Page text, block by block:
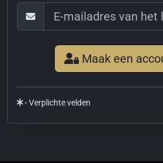
Maak een
- Verplichte velden